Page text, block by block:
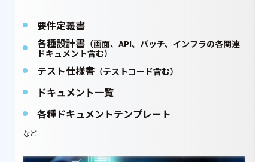
要件定義書
各種設計書 （画面、API、バッチ、インフラの各関連
ドキュメント含む）
テスト仕様書 （テストコード含む）
ドキュメント一覧
各種ドキュメントテンプレート
など